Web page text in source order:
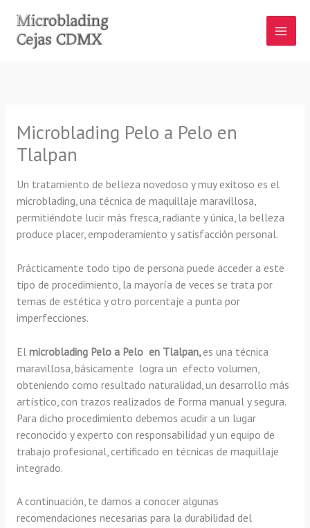
contenido
Microblading Pelo a Pelo en
Tlalpan
Un tratamiento de belleza novedoso y muy exitoso es el
microblading, una técnica de maquillaje maravillosa,
permitiéndote lucir más fresca, radiante y única, la belleza
produce placer, empoderamiento y satisfacción personal.
Prácticamente todo tipo de persona puede acceder a este
tipo de procedimiento, la mayoría de veces se trata por
temas de estética y otro porcentaje a punta por
imperfecciones.
El microblading Pelo a Pelo en Tlalpan, es una técnica
maravillosa, básicamente logra un efecto volumen,
obteniendo como resultado naturalidad, un desarrollo más
artístico, con trazos realizados de forma manual y segura.
Para dicho procedimiento debemos acudir a un lugar
reconocido y experto con responsabilidad y un equipo de
trabajo profesional, certificado en técnicas de maquillaje
integrado.
A continuación, te damos a conocer algunas
recomendaciones necesarias para la durabilidad del